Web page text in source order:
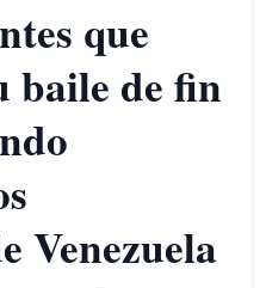
que
baile de fin
Venezuela